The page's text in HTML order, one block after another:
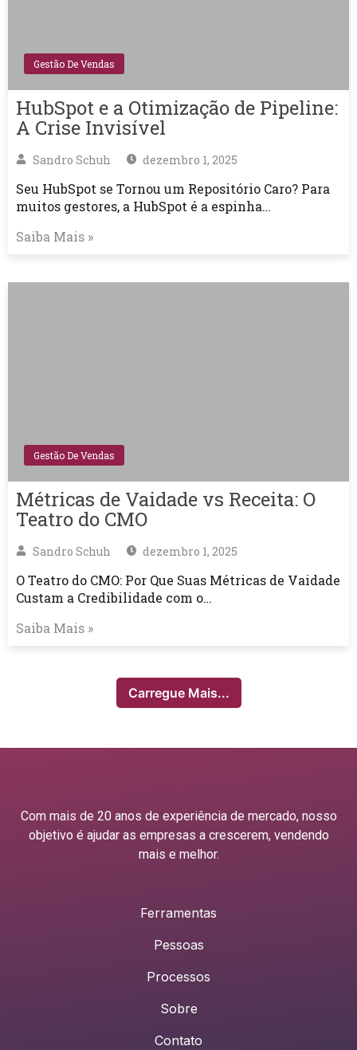
Gestão De Vendas
HubSpot e a Otimização de Pipeline:
A Crise Invisível
Sandro Schuh dezembro 1, 2025
Seu HubSpot se Tornou um Repositório Caro? Para
muitos gestores, a HubSpot é a espinha…
Saiba Mais »
Gestão De Vendas
Métricas de Vaidade vs Receita: O
Teatro do CMO
Sandro Schuh dezembro 1, 2025
O Teatro do CMO: Por Que Suas Métricas de Vaidade
Custam a Credibilidade com o…
Saiba Mais »
Carregue Mais...
Com mais de 20 anos de experiência de mercado, nosso
objetivo é ajudar as empresas a crescerem, vendendo
mais e melhor.
Ferramentas
Pessoas
Processos
Sobre
Contato